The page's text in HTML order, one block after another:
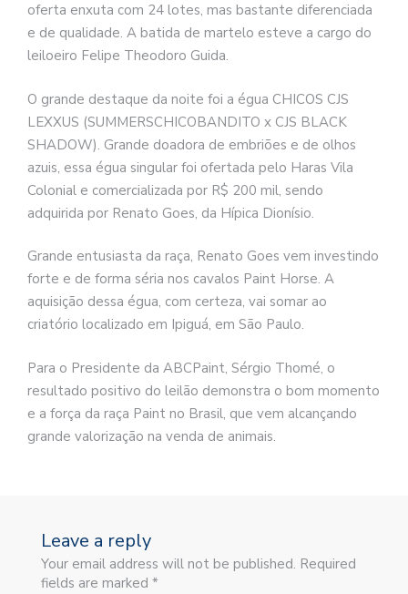
oferta enxuta com 24 lotes, mas bastante diferenciada
e de qualidade. A batida de martelo esteve a cargo do
leiloeiro Felipe Theodoro Guida.
O grande destaque da noite foi a égua CHICOS CJS
LEXXUS (SUMMERSCHICOBANDITO x CJS BLACK
SHADOW). Grande doadora de embriões e de olhos
azuis, essa égua singular foi ofertada pelo Haras Vila
Colonial e comercializada por R$ 200 mil, sendo
adquirida por Renato Goes, da Hípica Dionísio.
Grande entusiasta da raça, Renato Goes vem investindo
forte e de forma séria nos cavalos Paint Horse. A
aquisição dessa égua, com certeza, vai somar ao
criatório localizado em Ipiguá, em São Paulo.
Para o Presidente da ABCPaint, Sérgio Thomé, o
resultado positivo do leilão demonstra o bom momento
e a força da raça Paint no Brasil, que vem alcançando
grande valorização na venda de animais.
Leave a reply
Your email address will not be published. Required
fields are marked *